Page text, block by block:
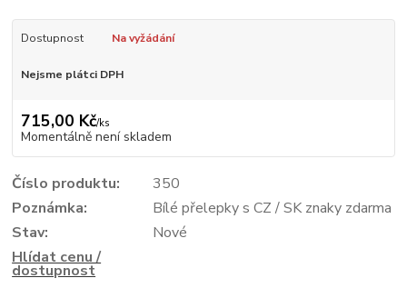
Dostupnost Na vyžádání
Nejsme plátci DPH
715,00 Kč/ks
Momentálně není skladem
Číslo produktu:
350
Poznámka:
Bílé přelepky s CZ / SK znaky zdarma
Stav:
Nové
Hlídat cenu /
dostupnost